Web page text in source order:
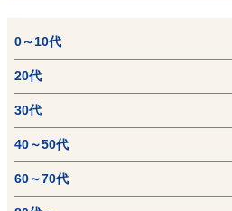
0～10代
20代
30代
40～50代
60～70代